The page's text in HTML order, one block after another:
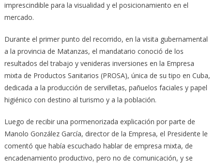
imprescindible para la visualidad y el posicionamiento en el
mercado.
Durante el primer punto del recorrido, en la visita gubernamental
a la provincia de Matanzas, el mandatario conoció de los
resultados del trabajo y venideras inversiones en la Empresa
mixta de Productos Sanitarios (PROSA), única de su tipo en Cuba,
dedicada a la producción de servilletas, pañuelos faciales y papel
higiénico con destino al turismo y a la población.
Luego de recibir una pormenorizada explicación por parte de
Manolo González García, director de la Empresa, el Presidente le
comentó que había escuchado hablar de empresa mixta, de
encadenamiento productivo, pero no de comunicación, y se